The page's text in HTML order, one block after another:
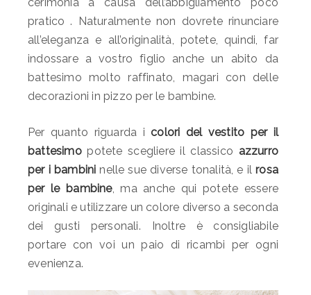
pratico . Naturalmente non dovrete rinunciare
all’eleganza e all’originalità, potete, quindi, far
indossare a vostro figlio anche un abito da
battesimo molto raffinato, magari con delle
decorazioni in pizzo per le bambine.
Per quanto riguarda i colori del vestito per il
battesimopotete scegliere il classico azzurro
per i bambini nelle sue diverse tonalità, e ilrosa
per le bambine, ma anche qui potete essere
originali e utilizzare un colore diverso a seconda
dei gusti personali. Inoltre è consigliabile
portare con voi un paio di ricambi per ogni
evenienza.